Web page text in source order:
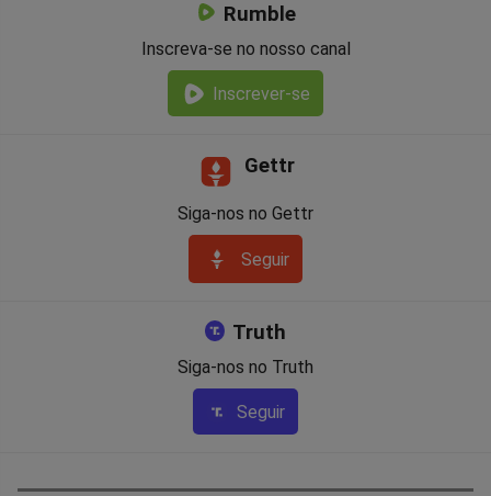
Rumble
Inscreva-se no nosso canal
Inscrever-se
Gettr
Siga-nos no Gettr
Seguir
Truth
Siga-nos no Truth
Seguir